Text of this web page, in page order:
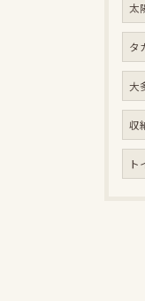
太
タ
大
収
ト